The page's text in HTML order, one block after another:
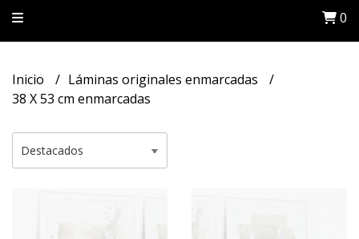
0
Inicio
Láminas originales enmarcadas
38 X 53 cm enmarcadas